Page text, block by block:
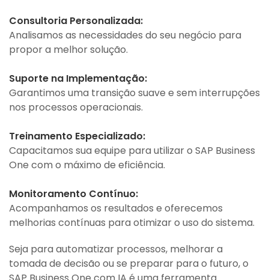
Consultoria Personalizada:
Analisamos as necessidades do seu negócio para
propor a melhor solução.
Suporte na Implementação:
Garantimos uma transição suave e sem interrupções
nos processos operacionais.
Treinamento Especializado:
Capacitamos sua equipe para utilizar o SAP Business
One com o máximo de eficiência.
Monitoramento Contínuo:
Acompanhamos os resultados e oferecemos
melhorias contínuas para otimizar o uso do sistema.
Seja para automatizar processos, melhorar a
tomada de decisão ou se preparar para o futuro, o